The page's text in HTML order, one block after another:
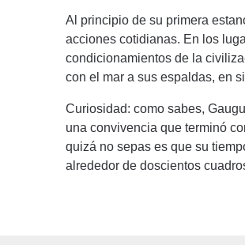
Al principio de su primera
acciones cotidianas. En los
condicionamientos de la
con el mar a sus espaldas, en
Curiosidad: como sabes,
una convivencia que terminó
quizá no sepas es que su
alrededor de doscientos